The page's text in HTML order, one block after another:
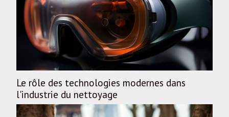
Le rôle des technologies modernes dans
l'industrie du nettoyage